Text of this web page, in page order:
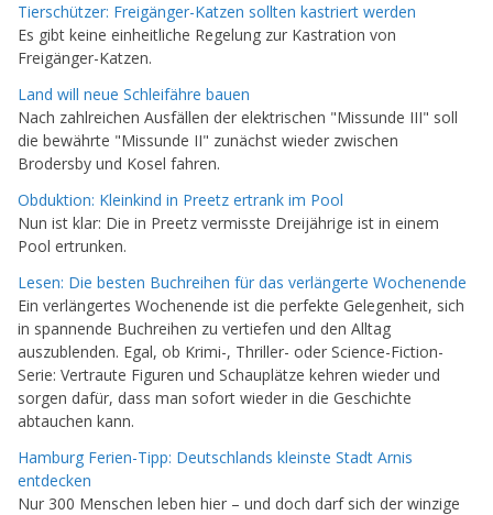
Tierschützer: Freigänger-Katzen sollten kastriert werden
Es gibt keine einheitliche Regelung zur Kastration von
Freigänger-Katzen.
Land will neue Schleifähre bauen
Nach zahlreichen Ausfällen der elektrischen "Missunde III" soll
die bewährte "Missunde II" zunächst wieder zwischen
Brodersby und Kosel fahren.
Obduktion: Kleinkind in Preetz ertrank im Pool
Nun ist klar: Die in Preetz vermisste Dreijährige ist in einem
Pool ertrunken.
Lesen: Die besten Buchreihen für das verlängerte Wochenende
Ein verlängertes Wochenende ist die perfekte Gelegenheit, sich
in spannende Buchreihen zu vertiefen und den Alltag
auszublenden. Egal, ob Krimi-, Thriller- oder Science-Fiction-
Serie: Vertraute Figuren und Schauplätze kehren wieder und
sorgen dafür, dass man sofort wieder in die Geschichte
abtauchen kann.
Hamburg Ferien-Tipp: Deutschlands kleinste Stadt Arnis
entdecken
Nur 300 Menschen leben hier – und doch darf sich der winzige